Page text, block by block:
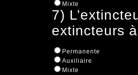
Mixte
7)
extincteurs
Permanente
Auxiliaire
Mixte